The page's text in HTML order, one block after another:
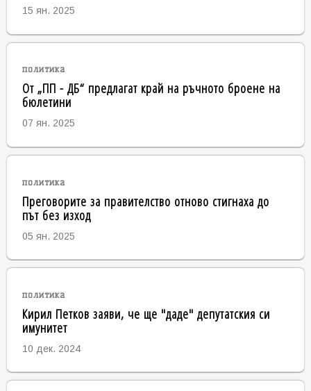
15 ян. 2025
политика
От „ПП - ДБ“ предлагат край на ръчното броене на
бюлетини
07 ян. 2025
политика
Преговорите за правителство отново стигнаха до
път без изход
05 ян. 2025
политика
Кирил Петков заяви, че ще "даде" депутатския си
имунитет
10 дек. 2024